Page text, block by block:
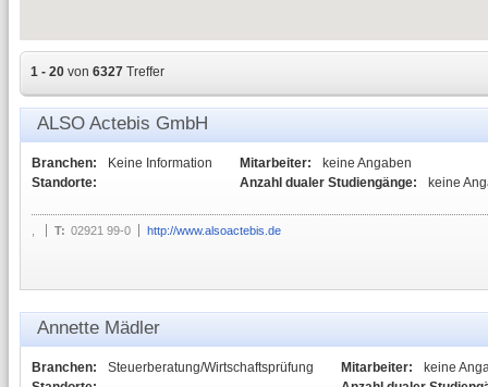
1 - 20 von 6327 Treffer
ALSO Actebis GmbH
Branchen:
Keine Information
Standorte:
Mitarbeiter:
keine Angaben
Anzahl dualer Studiengänge:
keine
T: 02921 99-0 http://www.alsoactebis.de
Annette Mädler
Branchen:
Steuerberatung/Wirtschaftsprüfung
Mitarbeiter:
keine